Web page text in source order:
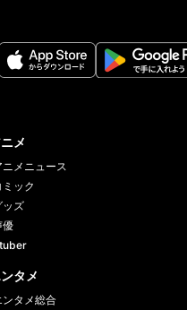
メ
ニメニュース
ミック
ッズ
優
タメ
ンタメ総合